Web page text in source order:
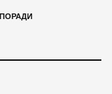
ПОРАДИ